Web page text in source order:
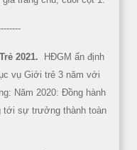
2021.
HĐGM ấn định
vụ Giới trẻ 3 năm với
Năm 2020: Đồng hành
sự trưởng thành toàn